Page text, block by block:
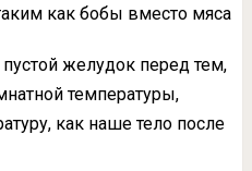
как бобы вместо мяса
желудок перед тем,
температуры,
как наше тело после